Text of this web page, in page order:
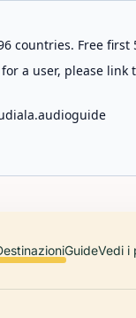
countries. Free
a user, please
GuideVedi i